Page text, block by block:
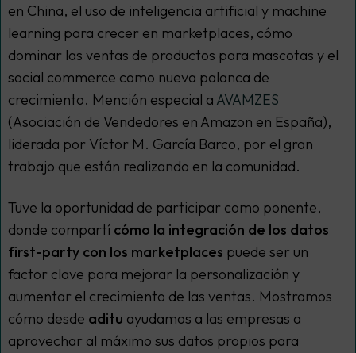
en China, el uso de inteligencia artificial y machine
learning para crecer en marketplaces, cómo
dominar las ventas de productos para mascotas y el
social commerce como nueva palanca de
crecimiento. Mención especial a AVAMZES
(Asociación de Vendedores en Amazon en España),
liderada por Víctor M. García Barco, por el gran
trabajo que están realizando en la comunidad.
Tuve la oportunidad de participar como ponente,
donde compartí cómo la integración de los datos
first-party con los marketplaces puede ser un
factor clave para mejorar la personalización y
aumentar el crecimiento de las ventas. Mostramos
cómo desde aditu ayudamos a las empresas a
aprovechar al máximo sus datos propios para